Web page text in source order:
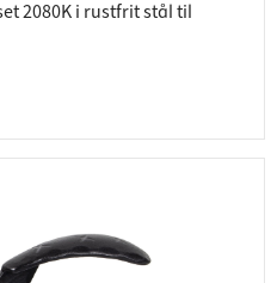
2080K i rustfrit stål til